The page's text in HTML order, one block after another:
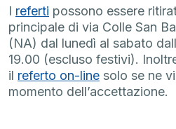
I referti possono essere
principale di via Colle San
(NA) dal lunedì al sabato
19.00 (escluso festivi).
il referto on-line solo se ne
momento dell’accettazione.